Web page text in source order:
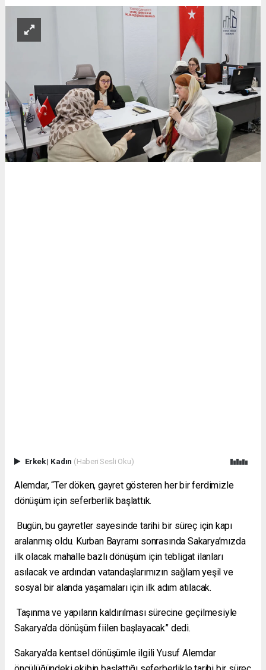
Erkek| Kadın (Haberi Sesli Oku)
Alemdar, “Ter döken, gayret gösteren her bir ferdimizle
dönüşüm için seferberlik başlattık.
Bugün, bu gayretler sayesinde tarihi bir süreç için kapı
aralanmış oldu. Kurban Bayramı sonrasında Sakarya’mızda
ilk olacak mahalle bazlı dönüşüm için tebligat ilanları
asılacak ve ardından vatandaşlarımızın sağlam yeşil ve
sosyal bir alanda yaşamaları için ilk adım atılacak.
Taşınma ve yapıların kaldırılması sürecine geçilmesiyle
Sakarya’da dönüşüm fiilen başlayacak” dedi.
Sakarya’da kentsel dönüşümle ilgili Yusuf Alemdar